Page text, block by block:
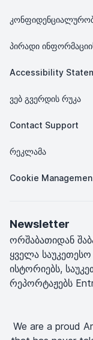
პირადი
Accessibility
ვებ გვერდის რუკა
Contact Support
რეკლამა
Cookie
Newsletter
ორშაბათიდან
ყველა
ისტორიებს,
რეპორტაჟებს
We are a proud